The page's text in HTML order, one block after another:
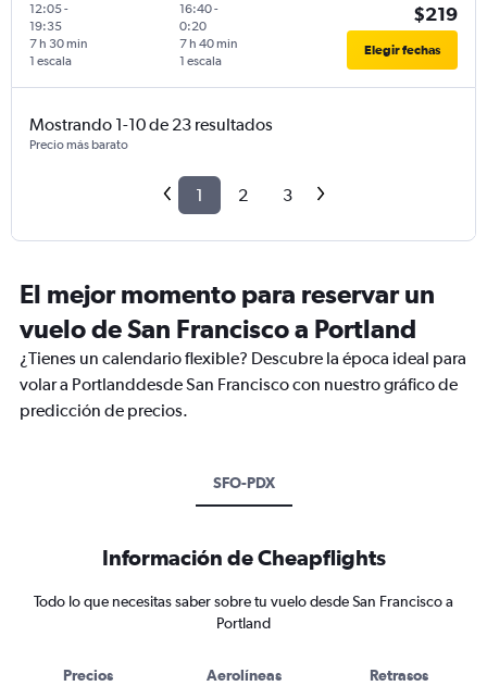
12:05-
19:35
1 escala
7 h 30 min
16:40-
0:20
1 escala
7 h 40 min
$219
Elegir fechas
Mostrando 1-10 de 23 resultados
Precio más barato
1 2 3
El mejor momento para reservar un
vuelo de San Francisco a Portland
¿Tienes un calendario flexible? Descubre la época ideal para
volar a Portlanddesde San Francisco con nuestro gráfico de
predicción de precios.
SFO-PDX
Información de Cheapflights
Todo lo que necesitas saber sobre tu vuelo desde San Francisco a
Portland
Precios Aerolíneas Retrasos